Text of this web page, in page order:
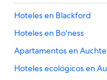
Hoteles en Blackford
Hoteles en Bo'ness
Apartamentos en
Hoteles ecológicos en